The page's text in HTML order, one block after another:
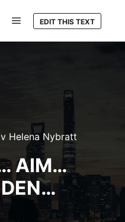
EDIT THIS TEXT
Helena Nybratt
AIM…